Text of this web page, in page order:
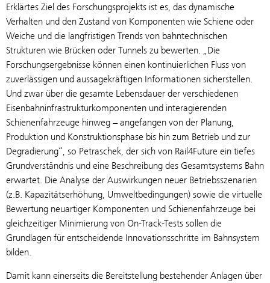
Erklärtes Ziel des Forschungsprojekts ist es, das dynamische
Verhalten und den Zustand von Komponenten wie Schiene oder
Weiche und die langfristigen Trends von bahntechnischen
Strukturen wie Brücken oder Tunnels zu bewerten. „Die
Forschungsergebnisse können einen kontinuierlichen Fluss von
zuverlässigen und aussagekräftigen Informationen sicherstellen.
Und zwar über die gesamte Lebensdauer der verschiedenen
Eisenbahninfrastrukturkomponenten und interagierenden
Schienenfahrzeuge hinweg − angefangen von der Planung,
Produktion und Konstruktionsphase bis hin zum Betrieb und zur
Degradierung“, so Petraschek, der sich von Rail4Future ein tiefes
Grundverständnis und eine Beschreibung des Gesamtsystems Bahn
erwartet. Die Analyse der Auswirkungen neuer Betriebsszenarien
(z.B. Kapazitätserhöhung, Umweltbedingungen) sowie die virtuelle
Bewertung neuartiger Komponenten und Schienenfahrzeuge bei
gleichzeitiger Minimierung von On-Track-Tests sollen die
Grundlagen für entscheidende Innovations­schritte im Bahnsystem
bilden.
Damit kann einerseits die Bereitstellung bestehender Anlagen über